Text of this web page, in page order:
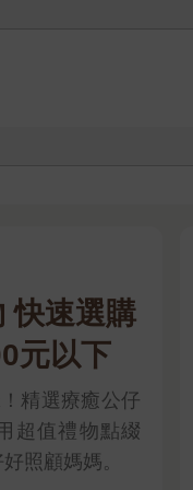
快速選購
元以下
精選療癒公仔
超值禮物點綴
照顧媽媽。